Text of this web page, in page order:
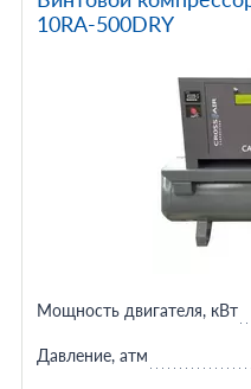
10RA-500DRY
Мощность двигателя, кВт
Давление, атм